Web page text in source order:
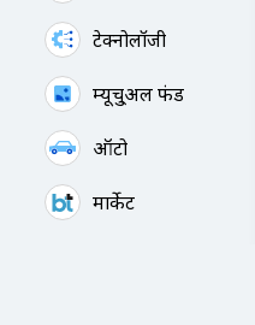
टेक्नोलॉजी
म्यूचु्अल फंड
ऑटो
मार्केट